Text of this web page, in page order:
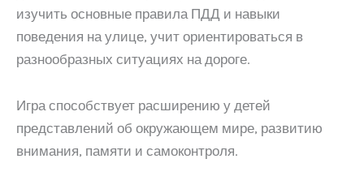
изучить основные правила ПДД и навыки
поведения на улице, учит ориентироваться в
разнообразных ситуациях на дороге.
Игра способствует расширению у детей
представлений об окружающем мире, развитию
внимания, памяти и самоконтроля.